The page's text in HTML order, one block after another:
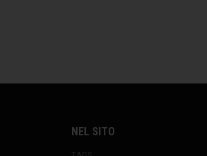
NEL SITO